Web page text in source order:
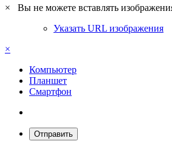
×
Вы не можете вставлять
Указать URL изображения
×
Компьютер
Планшет
Смартфон
Отправить